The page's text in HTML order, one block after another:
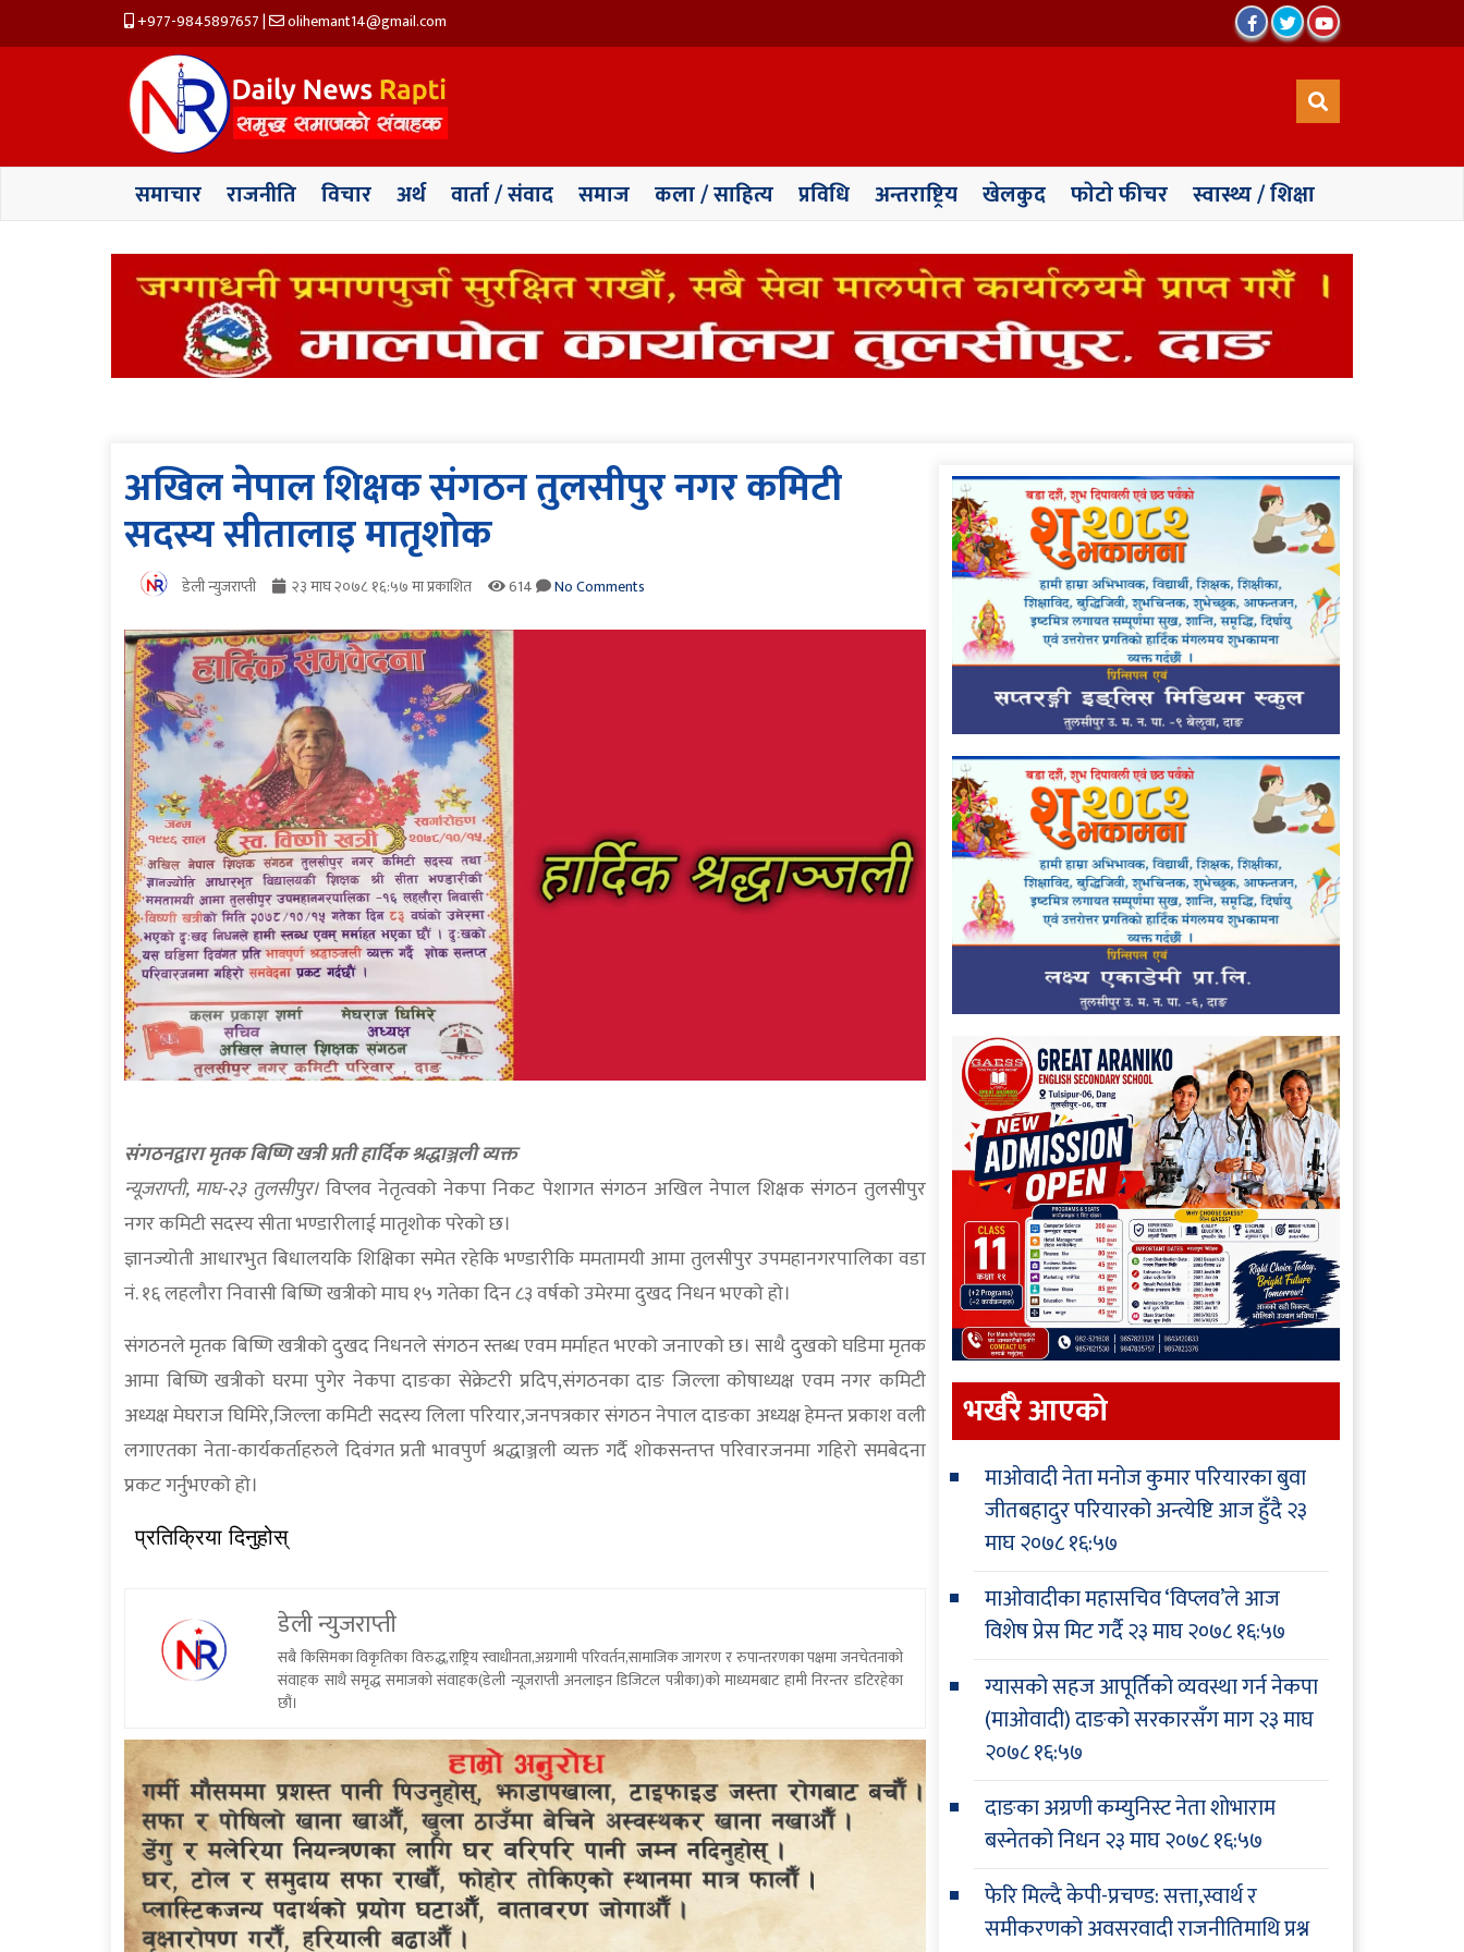
+977-9845897657| olihemant14@gmail.com
समाचार राजनीति विचार अर्थ वार्ता / संवाद समाज कला / साहित्य प्रविधि अन्तराष्ट्रिय खेलकुद फाेटाे फीचर स्वास्थ्य / शिक्षा
अखिल नेपाल शिक्षक संगठन तुलसीपुर नगर कमिटी
सदस्य सीतालाइ मातृशोक
डेली न्युजराप्ती २३ माघ २०७८ १६:५७ मा प्रकाशित 614 No Comments
संगठनद्वारा मृतक बिष्णि खत्री प्रती हार्दिक श्रद्धाञ्जली व्यक्त
न्यूजराप्ती, माघ-२३ तुलसीपुर।विप्लव नेतृत्वको नेकपा निकट पेशागत संगठन अखिल नेपाल शिक्षक संगठन तुलसीपुर
नगर कमिटी सदस्य सीता भण्डारीलाई मातृशोक परेको छ।
ज्ञानज्योती आधारभुत बिधालयकि शिक्षिका समेत रहेकि भण्डारीकि ममतामयी आमा तुलसीपुर उपमहानगरपालिका वडा
नं. १६ लहलौरा निवासी बिष्णि खत्रीको माघ १५ गतेका दिन ८३ वर्षको उमेरमा दुखद निधन भएको हो।
संगठनले मृतक बिष्णि खत्रीको दुखद निधनले संगठन स्तब्ध एवम मर्माहत भएको जनाएको छ। साथै दुखको घडिमा मृतक
आमा बिष्णि खत्रीको घरमा पुगेर नेकपा दाङका सेक्रेटरी प्रदिप,संगठनका दाङ जिल्ला कोषाध्यक्ष एवम नगर कमिटी
अध्यक्ष मेघराज घिमिरे,जिल्ला कमिटी सदस्य लिला परियार,जनपत्रकार संगठन नेपाल दाङका अध्यक्ष हेमन्त प्रकाश वली
लगाएतका नेता-कार्यकर्ताहरुले दिवंगत प्रती भावपुर्ण श्रद्धाञ्जली व्यक्त गर्दै शोकसन्तप्त परिवारजनमा गहिरो समबेदना
प्रकट गर्नुभएको हो।
प्रतिक्रिया दिनुहोस्
डेली न्युजराप्ती
सबै किसिमका विकृतिका विरुद्ध,राष्ट्रिय स्वाधीनता,अग्रगामी परिवर्तन,सामाजिक जागरण र रुपान्तरणका पक्षमा जनचेतनाको
संवाहक साथै समृद्ध समाजको संवाहक(डेली न्यूजराप्ती अनलाइन डिजिटल पत्रीका)को माध्यमबाट हामी निरन्तर डटिरहेका
छौं।
भर्खरै आएकाे
माओवादी नेता मनोज कुमार परियारका बुवा
जीतबहादुर परियारको अन्त्येष्टि आज हुँदै२३
माघ २०७८ १६:५७
माओवादीका महासचिव ‘विप्लव’ले आज
विशेष प्रेस मिट गर्दै२३ माघ २०७८ १६:५७
ग्यासको सहज आपूर्तिको व्यवस्था गर्न नेकपा
(माओवादी) दाङको सरकारसँग माग२३ माघ
२०७८ १६:५७
दाङका अग्रणी कम्युनिस्ट नेता शोभाराम
बस्नेतको निधन२३ माघ २०७८ १६:५७
फेरि मिल्दै केपी-प्रचण्ड: सत्ता,स्वार्थ र
समीकरणको अवसरवादी राजनीतिमाथि प्रश्न